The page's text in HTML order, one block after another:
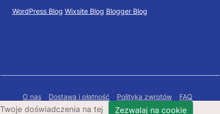
WordPress Blog Wixsite Blog Blogger Blog
O nas Dostawa i płatność Polityka zwrotów
FAQ
Polityka prywatności
Mapa Strony
Twoje doświadczenia na tej Zezwalaj na cookie